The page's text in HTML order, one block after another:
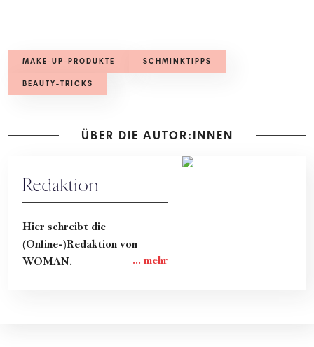
MAKE-UP-PRODUKTE SCHMINKTIPPS
BEAUTY-TRICKS
ÜBER DIE AUTOR:INNEN
Redaktion
Hier schreibt die
(Online-)Redaktion von
WOMAN.